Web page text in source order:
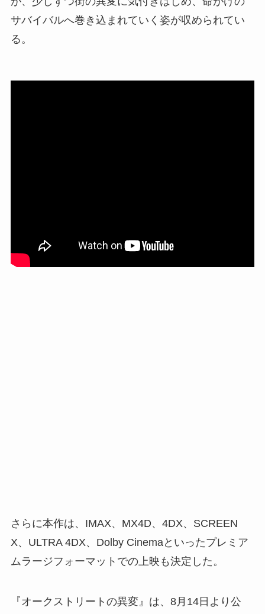
サバイバルへ巻き込まれていく姿が収められてい
る。
さらに本作は、IMAX、MX4D、4DX、SCREEN
X、ULTRA 4DX、Dolby Cinemaといったプレミア
ムラージフォーマットでの上映も決定した。
『オークストリートの異変』は、8月14日より公